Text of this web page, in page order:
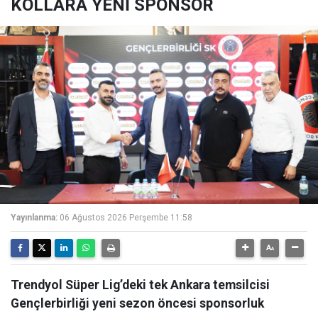
KOLLARA YENİ SPONSOR
Yayınlanma: 06 Ağustos 2026 Perşembe 11:58
Trendyol Süper Lig’deki tek Ankara temsilcisi
Gençlerbirliği yeni sezon öncesi sponsorluk